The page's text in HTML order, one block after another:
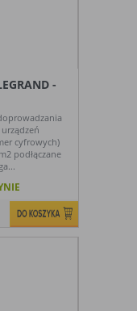
-
cyfrowych)
podłączane